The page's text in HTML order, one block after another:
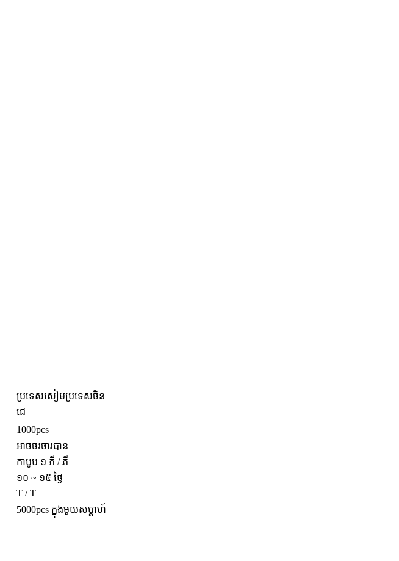
ប្រទេសសៀមប្រទេសចិន
ជេ
1000pcs
អាចចរចារបាន
កាបូប ១ ភី / ភី
១០ ~ ១៥ ថ្ងៃ
T / T
5000pcs ក្នុងមួយសប្តាហ៍